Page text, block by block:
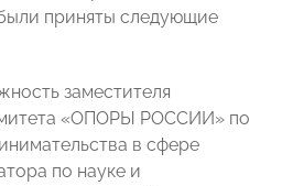
приняты следующие
заместителя
«ОПОРЫ РОССИИ» по
в сфере
по науке и